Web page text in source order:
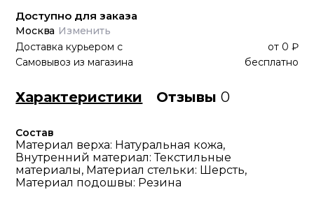
Доступно для заказа
Москва Изменить
Доставка курьером с от 0 ₽
Самовывоз из магазина
бесплатно
Характеристики Отзывы0
Состав
Материал верха: Натуральная кожа,
Внутренний материал: Текстильные
материалы, Материал стельки: Шерсть,
Материал подошвы: Резина